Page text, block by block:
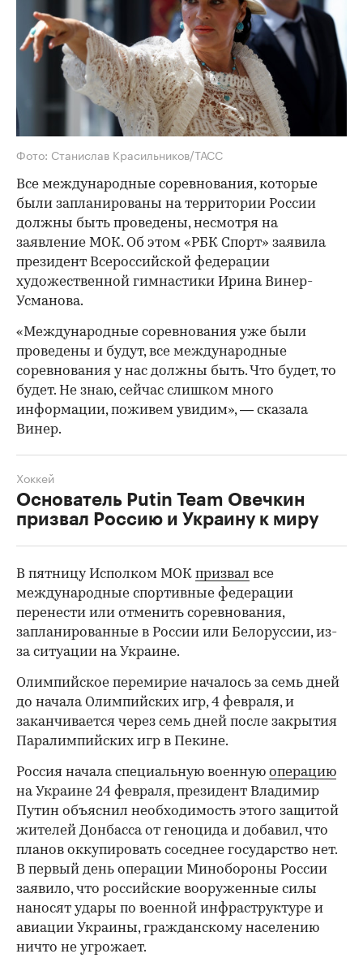
Фото: Станислав Красильников/ТАСС
Все международные соревнования, которые
были запланированы на территории России
должны быть проведены, несмотря на
заявление МОК. Об этом «РБК Спорт» заявила
президент Всероссийской федерации
художественной гимнастики Ирина Винер-
Усманова.
«Международные соревнования уже были
проведены и будут, все международные
соревнования у нас должны быть. Что будет, то
будет. Не знаю, сейчас слишком много
информации, поживем увидим», — сказала
Винер.
Основатель Putin Team Овечкин
призвал Россию и Украину к миру
Хоккей
В пятницу Исполком МОК призвал все
международные спортивные федерации
перенести или отменить соревнования,
запланированные в России или Белоруссии, из-
за ситуации на Украине.
Олимпийское перемирие началось за семь дней
до начала Олимпийских игр, 4 февраля, и
заканчивается через семь дней после закрытия
Паралимпийских игр в Пекине.
Россия начала специальную военную операцию
на Украине 24 февраля, президент Владимир
Путин объяснил необходимость этого защитой
жителей Донбасса от геноцида и добавил, что
планов оккупировать соседнее государство нет.
В первый день операции Минобороны России
заявило, что российские вооруженные силы
наносят удары по военной инфраструктуре и
авиации Украины, гражданскому населению
ничто не угрожает.